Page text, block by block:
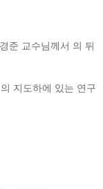
준 교수님께서 의 뒤
지도하에 있는 연구